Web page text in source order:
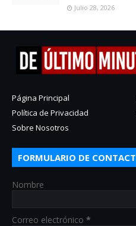
Julio 28, 2026
Página Principal
Política de Privacidad
Sobre Nosotros
FORMULARIO DE
Nombre
Correo electrónico *